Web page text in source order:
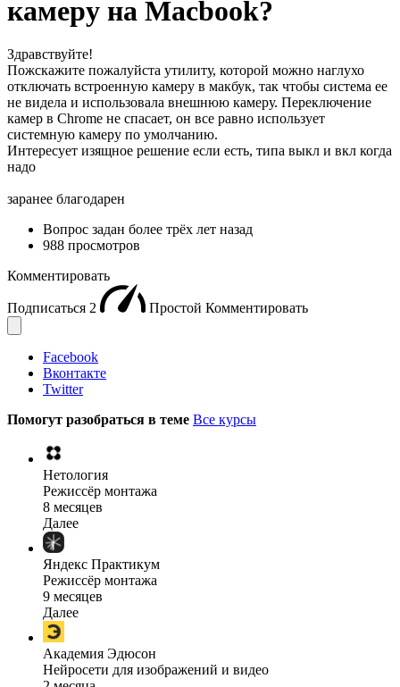
камеру на Macbook?
Здравствуйте!
Пожскажите пожалуйста утилиту, которой можно наглухо
отключать встроенную камеру в макбук, так чтобы система ее
не видела и использовала внешнюю камеру. Переключение
камер в Chrome не спасает, он все равно использует
системную камеру по умолчанию.
Интересует изящное решение если есть, типа выкл и вкл когда
надо
заранее благодарен
Вопрос задан более трёх лет назад
988 просмотров
Комментировать
Подписаться 2 Простой Комментировать
Facebook
Вконтакте
Twitter
Помогут разобраться в теме Все курсы
Нетология
Режиссёр монтажа
8 месяцев
Далее
Яндекс Практикум
Режиссёр монтажа
9 месяцев
Далее
Академия Эдюсон
Нейросети для изображений и видео